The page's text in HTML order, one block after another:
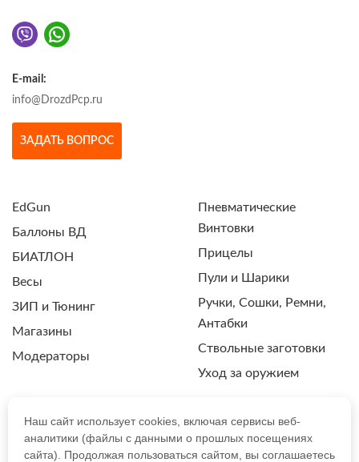
E-mail:
info@DrozdPcp.ru
ЗАДАТЬ ВОПРОС
EdGun
Баллоны ВД
БИАТЛОН
Весы
ЗИП и Тюнинг
Магазины
Модераторы
Пневматические
Винтовки
Прицелы
Пули и Шарики
Ручки, Сошки, Ремни,
Антабки
Ствольные заготовки
Уход за оружием
ПОЛИТИКА КОНФИДЕНЦИАЛЬНОСТИ
Наш сайт использует cookies, включая сервисы веб-
аналитики (файлы с данными о прошлых посещениях
сайта). Продолжая пользоваться сайтом, вы соглашаетесь